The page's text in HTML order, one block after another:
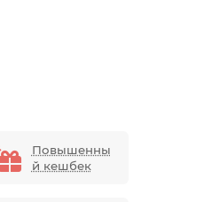
Повышенны
й кешбек